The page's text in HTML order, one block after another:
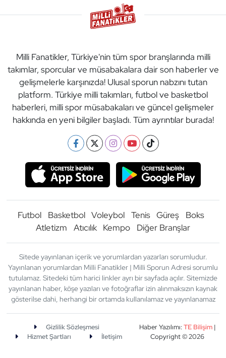
Milli Fanatikler, Türkiye'nin tüm spor branşlarında milli
takımlar, sporcular ve müsabakalara dair son haberler ve
gelişmelerle karşınızda! Ulusal sporun nabzını tutan
platform. Türkiye milli takımları, futbol ve basketbol
haberleri, milli spor müsabakaları ve güncel gelişmeler
hakkında en yeni bilgiler başladı. Tüm ayrıntılar burada!
Futbol Basketbol Voleybol Tenis Güreş
Boks
Atletizm
Atıcılık Kempo Diğer Branşlar
Sitede yayınlanan içerik ve yorumlardan yazarları sorumludur.
Yayınlanan yorumlardan Milli Fanatikler | Milli Sporun Adresi sorumlu
tutulamaz. Sitedeki tüm harici linkler ayrı bir sayfada açılır. Sitemizde
yayınlanan haber, köşe yazıları ve fotoğraflar izin alınmaksızın kaynak
gösterilse dahi, herhangi bir ortamda kullanılamaz ve yayınlanamaz
Gizlilik Sözleşmesi
Hizmet Şartları
İletişim
Haber Yazılımı:TE Bilişim|
Copyright © 2026